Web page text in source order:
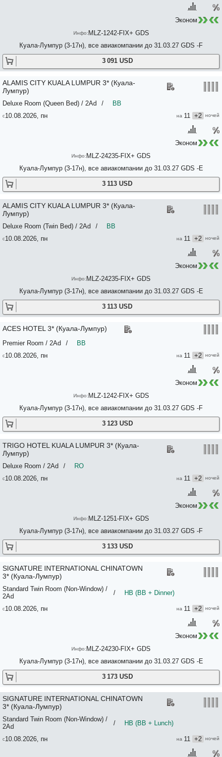
Куала-Лумпур (3-17н), все авиакомпании до 31.03.27 GDS -F
3 091 USD
MLZ-1242-FIX+ GDS
Эконом
10.08.2026, пн
Куала-Лумпур (3-17н), все авиакомпании до 31.03.27 GDS -E
11 +2
ALAMIS CITY KUALA LUMPUR 3* (Куала-
Лумпур)
/ BB
Deluxe Room (Queen Bed) / 2Ad
3 113 USD
MLZ-24235-FIX+ GDS
Эконом
10.08.2026, пн
Куала-Лумпур (3-17н), все авиакомпании до 31.03.27 GDS -E
11 +2
ALAMIS CITY KUALA LUMPUR 3* (Куала-
Лумпур)
/ BB
Deluxe Room (Twin Bed) / 2Ad
3 113 USD
MLZ-24235-FIX+ GDS
Эконом
10.08.2026, пн
Куала-Лумпур (3-17н), все авиакомпании до 31.03.27 GDS -F
11 +2
ACES HOTEL 3* (Куала-Лумпур)
/ BB
Premier Room / 2Ad
3 123 USD
MLZ-1242-FIX+ GDS
Эконом
10.08.2026, пн
Куала-Лумпур (3-17н), все авиакомпании до 31.03.27 GDS -F
11 +2
TRIGO HOTEL KUALA LUMPUR 3* (Куала-
Лумпур)
/ RO
Deluxe Room / 2Ad
3 133 USD
MLZ-1251-FIX+ GDS
Эконом
10.08.2026, пн
Куала-Лумпур (3-17н), все авиакомпании до 31.03.27 GDS -E
11 +2
SIGNATURE INTERNATIONAL CHINATOWN
3* (Куала-Лумпур)
/ HB (BB + Dinner)
Standard Twin Room (Non-Window) /
2Ad
3 173 USD
MLZ-24230-FIX+ GDS
Эконом
10.08.2026, пн 11 +2
SIGNATURE INTERNATIONAL CHINATOWN
3* (Куала-Лумпур)
/ HB (BB + Lunch)
Standard Twin Room (Non-Window) /
2Ad